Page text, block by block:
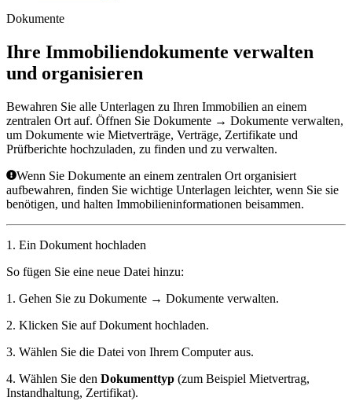
Dokumente
Ihre Immobiliendokumente verwalten
und organisieren
Bewahren Sie alle Unterlagen zu Ihren Immobilien an einem
zentralen Ort auf. Öffnen Sie Dokumente → Dokumente verwalten,
um Dokumente wie Mietverträge, Verträge, Zertifikate und
Prüfberichte hochzuladen, zu finden und zu verwalten.
Wenn Sie Dokumente an einem zentralen Ort organisiert
aufbewahren, finden Sie wichtige Unterlagen leichter, wenn Sie sie
benötigen, und halten Immobilieninformationen beisammen.
1. Ein Dokument hochladen
So fügen Sie eine neue Datei hinzu:
1. Gehen Sie zu Dokumente → Dokumente verwalten.
2. Klicken Sie aufDokument hochladen.
3. Wählen Sie die Datei von Ihrem Computer aus.
4. Wählen Sie den Dokumenttyp (zum Beispiel Mietvertrag,
Instandhaltung, Zertifikat).